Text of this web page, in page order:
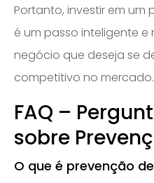
Portanto, investir em
é um passo inteligente
negócio que deseja se
competitivo no mercado.
FAQ –
sobre
O que é prevenção